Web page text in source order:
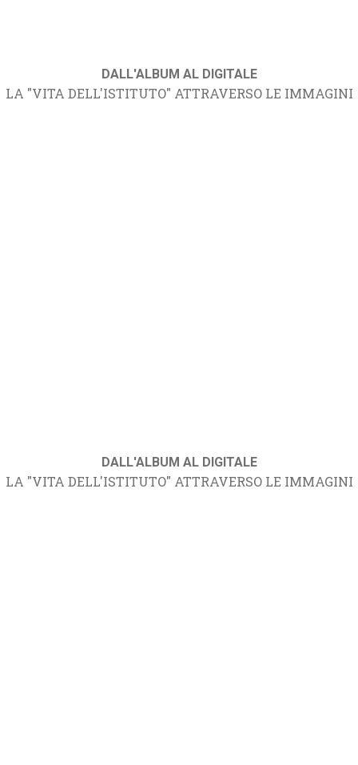
DALL'ALBUM AL DIGITALE
LA "VITA DELL'ISTITUTO" ATTRAVERSO LE IMMAGINI
DALL'ALBUM AL DIGITALE
LA "VITA DELL'ISTITUTO" ATTRAVERSO LE IMMAGINI